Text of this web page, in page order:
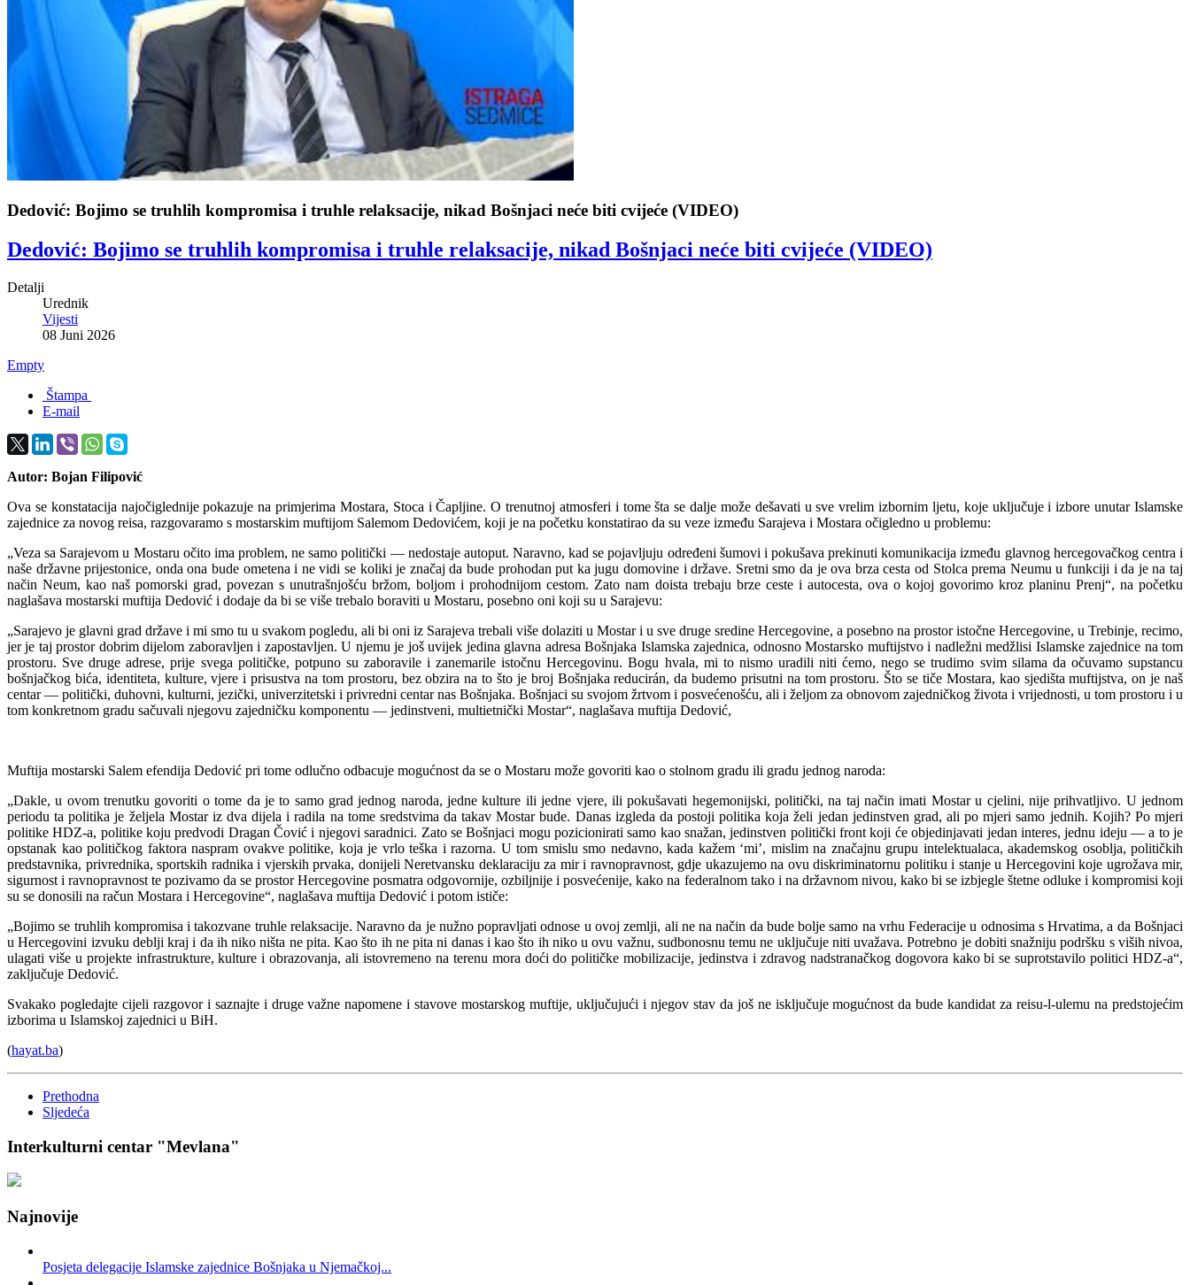
Dedović: Bojimo se truhlih kompromisa i truhle relaksacije, nikad Bošnjaci neće biti cvijeće (VIDEO)
Dedović: Bojimo se truhlih kompromisa i truhle relaksacije, nikad Bošnjaci neće biti cvijeće (VIDEO)
Detalji
Urednik
Vijesti
08 Juni 2026
Empty
Štampa
E-mail
Autor: Bojan Filipović
Ova se konstatacija najočiglednije pokazuje na primjerima Mostara, Stoca i Čapljine. O trenutnoj atmosferi i tome šta se dalje može dešavati u sve vrelim izbornim ljetu, koje uključuje i izbore unutar Islamske
zajednice za novog reisa, razgovaramo s mostarskim muftijom Salemom Dedovićem, koji je na početku konstatirao da su veze između Sarajeva i Mostara očigledno u problemu:
„Veza sa Sarajevom u Mostaru očito ima problem, ne samo politički — nedostaje autoput. Naravno, kad se pojavljuju određeni šumovi i pokušava prekinuti komunikacija između glavnog hercegovačkog centra i
naše državne prijestonice, onda ona bude ometena i ne vidi se koliki je značaj da bude prohodan put ka jugu domovine i države. Sretni smo da je ova brza cesta od Stolca prema Neumu u funkciji i da je na taj
način Neum, kao naš pomorski grad, povezan s unutrašnjošću bržom, boljom i prohodnijom cestom. Zato nam doista trebaju brze ceste i autocesta, ova o kojoj govorimo kroz planinu Prenj“, na početku
naglašava mostarski muftija Dedović i dodaje da bi se više trebalo boraviti u Mostaru, posebno oni koji su u Sarajevu:
„Sarajevo je glavni grad države i mi smo tu u svakom pogledu, ali bi oni iz Sarajeva trebali više dolaziti u Mostar i u sve druge sredine Hercegovine, a posebno na prostor istočne Hercegovine, u Trebinje, recimo,
jer je taj prostor dobrim dijelom zaboravljen i zapostavljen. U njemu je još uvijek jedina glavna adresa Bošnjaka Islamska zajednica, odnosno Mostarsko muftijstvo i nadležni medžlisi Islamske zajednice na tom
prostoru. Sve druge adrese, prije svega političke, potpuno su zaboravile i zanemarile istočnu Hercegovinu. Bogu hvala, mi to nismo uradili niti ćemo, nego se trudimo svim silama da očuvamo supstancu
bošnjačkog bića, identiteta, kulture, vjere i prisustva na tom prostoru, bez obzira na to što je broj Bošnjaka reducirán, da budemo prisutni na tom prostoru. Što se tiče Mostara, kao sjedišta muftijstva, on je naš
centar — politički, duhovni, kulturni, jezički, univerzitetski i privredni centar nas Bošnjaka. Bošnjaci su svojom žrtvom i posvećenošću, ali i željom za obnovom zajedničkog života i vrijednosti, u tom prostoru i u
tom konkretnom gradu sačuvali njegovu zajedničku komponentu — jedinstveni, multietnički Mostar“, naglašava muftija Dedović,
Muftija mostarski Salem efendija Dedović pri tome odlučno odbacuje mogućnost da se o Mostaru može govoriti kao o stolnom gradu ili gradu jednog naroda:
„Dakle, u ovom trenutku govoriti o tome da je to samo grad jednog naroda, jedne kulture ili jedne vjere, ili pokušavati hegemonijski, politički, na taj način imati Mostar u cjelini, nije prihvatljivo. U jednom
periodu ta politika je željela Mostar iz dva dijela i radila na tome sredstvima da takav Mostar bude. Danas izgleda da postoji politika koja želi jedan jedinstven grad, ali po mjeri samo jednih. Kojih? Po mjeri
politike HDZ-a, politike koju predvodi Dragan Čović i njegovi saradnici. Zato se Bošnjaci mogu pozicionirati samo kao snažan, jedinstven politički front koji će objedinjavati jedan interes, jednu ideju — a to je
opstanak kao političkog faktora naspram ovakve politike, koja je vrlo teška i razorna. U tom smislu smo nedavno, kada kažem ‘mi’, mislim na značajnu grupu intelektualaca, akademskog osoblja, političkih
predstavnika, privrednika, sportskih radnika i vjerskih prvaka, donijeli Neretvansku deklaraciju za mir i ravnopravnost, gdje ukazujemo na ovu diskriminatornu politiku i stanje u Hercegovini koje ugrožava mir,
sigurnost i ravnopravnost te pozivamo da se prostor Hercegovine posmatra odgovornije, ozbiljnije i posvećenije, kako na federalnom tako i na državnom nivou, kako bi se izbjegle štetne odluke i kompromisi koji
su se donosili na račun Mostara i Hercegovine“, naglašava muftija Dedović i potom ističe:
„Bojimo se truhlih kompromisa i takozvane truhle relaksacije. Naravno da je nužno popravljati odnose u ovoj zemlji, ali ne na način da bude bolje samo na vrhu Federacije u odnosima s Hrvatima, a da Bošnjaci
u Hercegovini izvuku deblji kraj i da ih niko ništa ne pita. Kao što ih ne pita ni danas i kao što ih niko u ovu važnu, sudbonosnu temu ne uključuje niti uvažava. Potrebno je dobiti snažniju podršku s viših nivoa,
ulagati više u projekte infrastrukture, kulture i obrazovanja, ali istovremeno na terenu mora doći do političke mobilizacije, jedinstva i zdravog nadstranačkog dogovora kako bi se suprotstavilo politici HDZ-a“,
zaključuje Dedović.
Svakako pogledajte cijeli razgovor i saznajte i druge važne napomene i stavove mostarskog muftije, uključujući i njegov stav da još ne isključuje mogućnost da bude kandidat za reisu-l-ulemu na predstojećim
izborima u Islamskoj zajednici u BiH.
(hayat.ba)
Prethodna
Sljedeća
Interkulturni centar "Mevlana"
Najnovije
Posjeta delegacije Islamske zajednice Bošnjaka u Njemačkoj...